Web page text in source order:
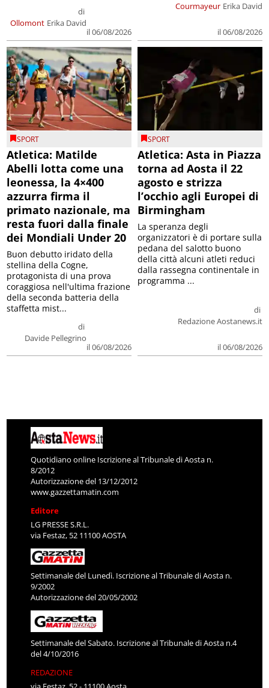
Ollomont
di
Erika David
il 06/08/2026
Courmayeur Erika David
il 06/08/2026
SPORT
Atletica: Matilde
Abelli lotta come una
leonessa, la 4×400
azzurra firma il
primato nazionale, ma
resta fuori dalla finale
dei Mondiali Under 20
di
Davide Pellegrino
il 06/08/2026
Buon debutto iridato della
stellina della Cogne,
protagonista di una prova
coraggiosa nell'ultima frazione
della seconda batteria della
staffetta mist...
SPORT
Atletica: Asta in Piazza
torna ad Aosta il 22
agosto e strizza
l’occhio agli Europei di
Birmingham
di
Redazione Aostanews.it
il 06/08/2026
La speranza degli
organizzatori è di portare sulla
pedana del salotto buono
della città alcuni atleti reduci
dalla rassegna continentale in
programma ...
Quotidiano online Iscrizione al Tribunale di Aosta n.
8/2012
Autorizzazione del 13/12/2012
www.gazzettamatin.com
Editore
LG PRESSE S.R.L.
via Festaz, 52 11100 AOSTA
Settimanale del Lunedì. Iscrizione al Tribunale di Aosta n.
9/2002
Autorizzazione del 20/05/2002
Settimanale del Sabato. Iscrizione al Tribunale di Aosta n.4
del 4/10/2016
REDAZIONE